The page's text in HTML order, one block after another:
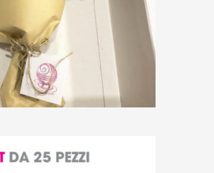
BOX – 15 rose
colorate
€59,00